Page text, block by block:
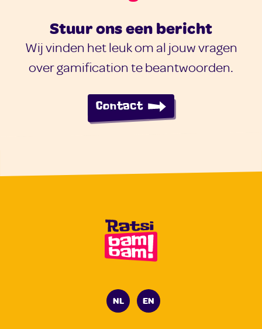
Stuur ons een bericht
Wij vinden het leuk om al jouw vragen
over gamification te beantwoorden.
Contact
NL EN